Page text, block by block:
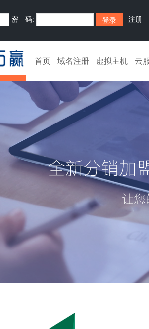
密 码: 注册
首页 域名注册 虚拟主机 云